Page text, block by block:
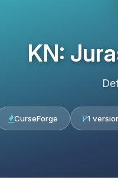
KN:
CurseForge 1